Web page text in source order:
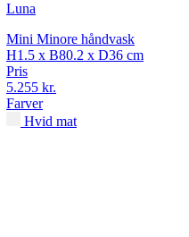
Luna
Mini Minore håndvask
H1.5 x B80.2 x D36 cm
Pris
5.255 kr.
Farver
Hvid mat